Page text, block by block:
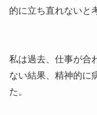
的に立ち直れないと
私は過去、仕事が合
ない結果、精神的に
た。